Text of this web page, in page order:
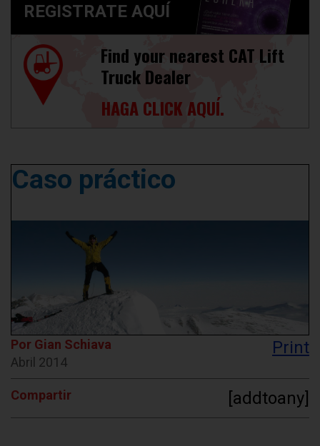
REGISTRATE AQUÍ
Find your nearest CAT Lift
Truck Dealer
HAGA CLICK AQUÍ.
Caso práctico
Por Gian Schiava
Abril 2014
Print
Compartir [addtoany]